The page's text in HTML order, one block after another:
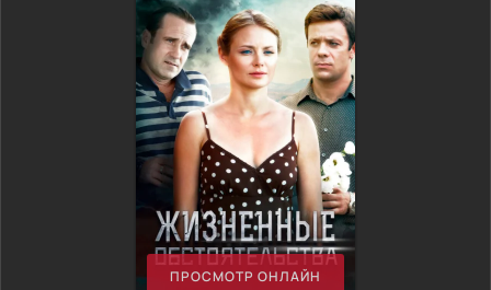
ПРОСМОТР ОНЛАЙН